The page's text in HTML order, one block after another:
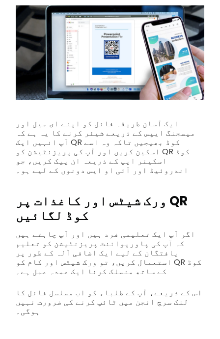
ایک آسان طریقہ فائل کو اپنے ای میل اور
میسجنگ ایپس کے ذریعے شیئر کرنے کا یہ ہے کہ
آپ انہیں ایک QR کوڈ بھیجیں تاکہ وہ اسے
اسکین کریں اور آپ کی پریزنٹیشن کو QR کوڈ
اسکینر ایپ کے ذریعہ ان پیک کریں، جو
اندروئیڈ اور آئی او ایس دونوں کے لیے ہو۔
ورک شیٹس اور کاغذات پر QR
کوڈ لگائیں
اگر آپ ایک تعلیمی فرد ہیں اور آپ چاہتے ہیں
کہ آپ کی پاورپوائنٹ پریزنٹیشن کو تعلیم
یافتگان کے لیے ایک اضافی آلہ کے طور پر
استعمال کریں، تو ورک شیٹس اور کام کو QR کوڈ
کے ساتھ منسلک کرنا ایک عمدہ عمل ہے۔
اس کے ذریعے، آپ کے طلباء کو اب مسلسل فائل کا
لنک سرچ انجن میں ٹائپ کرنے کی ضرورت نہیں
ہوگی۔